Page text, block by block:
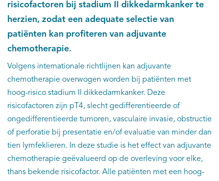
risicofactoren bij stadium II dikkedarmkanker te
herzien, zodat een adequate selectie van
patiënten kan profiteren van adjuvante
chemotherapie.
Volgens internationale richtlijnen kan adjuvante
chemotherapie overwogen worden bij patiënten met
hoog-risico stadium II dikkedarmkanker. Deze
risicofactoren zijn pT4, slecht gedifferentieerde of
ongedifferentieerde tumoren, vasculaire invasie, obstructie
of perforatie bij presentatie en/of evaluatie van minder dan
tien lymfeklieren. In deze studie is het effect van adjuvante
chemotherapie geëvalueerd op de overleving voor elke,
thans bekende risicofactor. Alle patiënten met een hoog-